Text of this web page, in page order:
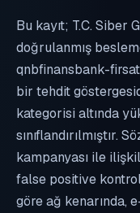
Bu kayıt; T.C. Siber
doğrulanmış
qnbfinansbank-
bir tehdit
kategorisi altında
sınıflandırılmıştır.
kampanyası ile
false positive
göre ağ kenarında,